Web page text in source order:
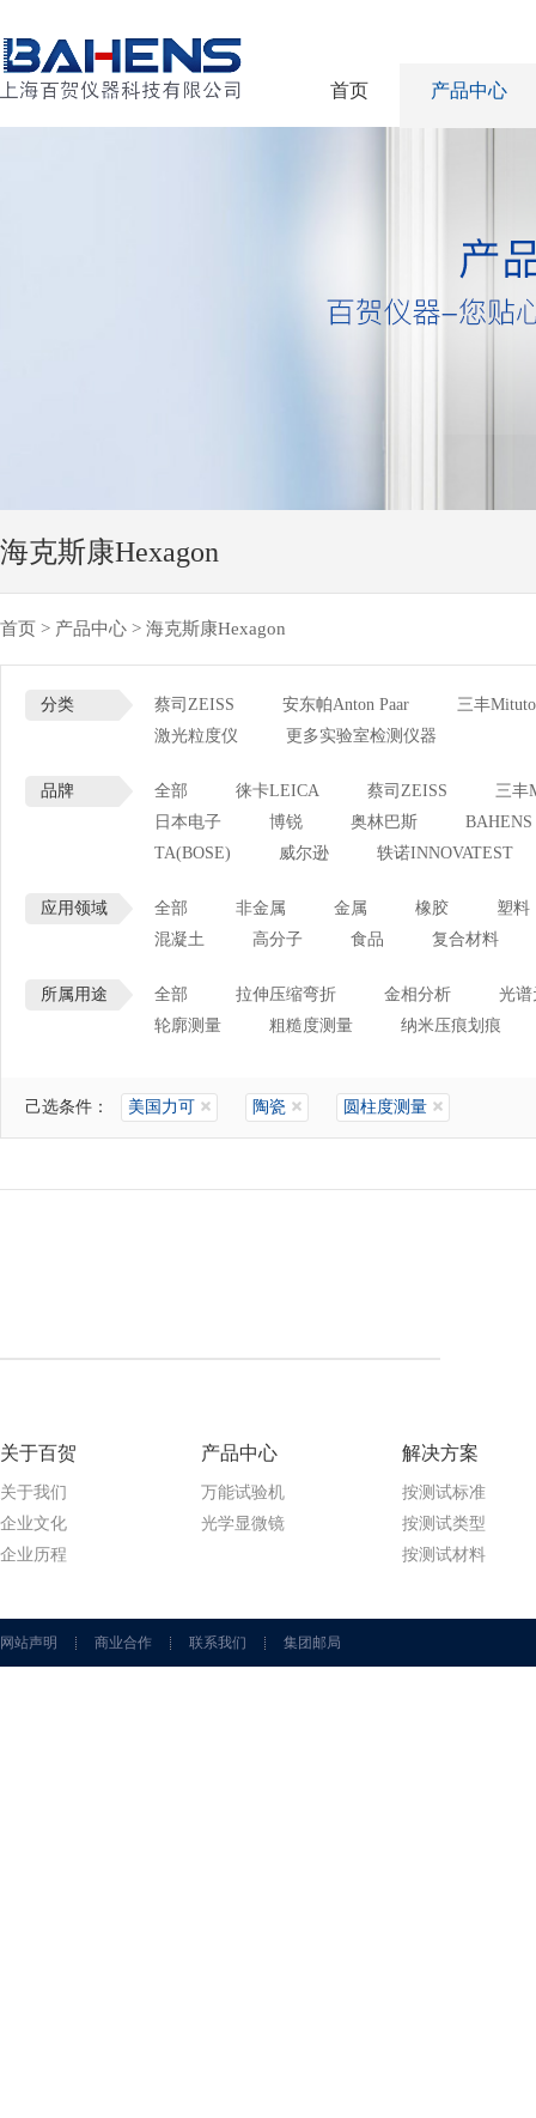
首页 产品中心
海克斯康Hexagon
首页 > 产品中心 > 海克斯康Hexagon
分类 蔡司ZEISS 安东帕Anton Paar
三丰
激光粒度仪
更多实验室检测仪器
品牌 全部 徕卡LEICA 蔡司ZEISS
三丰
日本电子
博锐 奥林巴斯
BAHENS
TA(BOSE)
威尔逊 轶诺INNOVATEST
应用领域 全部 非金属 金属 橡胶
塑料
混凝土
高分子 食品 复合材料
所属用途 全部 拉伸压缩弯折 金相分析
光谱
轮廓测量
粗糙度测量 纳米压痕划痕
己选条件： 美国力可 陶瓷 圆柱度测量
关于百贺
关于我们
企业文化
企业历程
产品中心
万能试验机
光学显微镜
解决方案
按测试标准
按测试类型
按测试材料
网站声明 商业合作 联系我们 集团邮局